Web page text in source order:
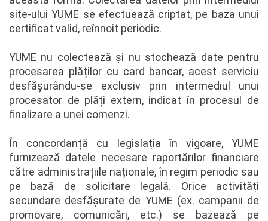
site-ului YUME se efectuează criptat, pe baza unui
certificat valid, reînnoit periodic.
YUME nu colectează și nu stochează date pentru
procesarea plăților cu card bancar, acest serviciu
desfășurându-se exclusiv prin intermediul unui
procesator de plăți extern, indicat în procesul de
finalizare a unei comenzi.
În concordanță cu legislația în vigoare, YUME
furnizează datele necesare raportărilor financiare
către administrațiile naționale, în regim periodic sau
pe bază de solicitare legală. Orice activități
secundare desfășurate de YUME (ex. campanii de
promovare, comunicări, etc.) se bazează pe